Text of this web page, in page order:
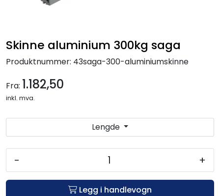
Skinne aluminium 300kg saga
Produktnummer: 43saga-300-aluminiumskinne
Fra: 1.182,50
inkl. mva.
Lengde
- +
Legg i handlevogn